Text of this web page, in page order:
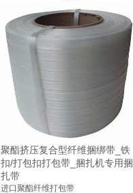
聚酯挤压复合型纤维捆绑带_铁
扣/打包扣打包带_捆扎机专用捆
扎带
进口聚酯纤维打包带